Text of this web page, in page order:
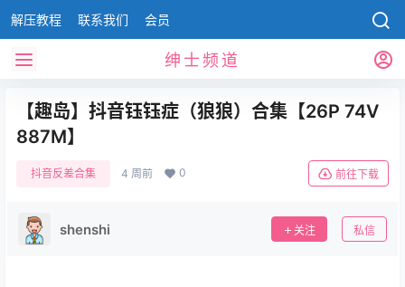
解压教程 联系我们 会员
绅士频道
【趣岛】抖音钰钰症（狼狼）合集【26P 74V
887M】
抖音反差合集 4 周前 0 前往下载
shenshi 关注 私信